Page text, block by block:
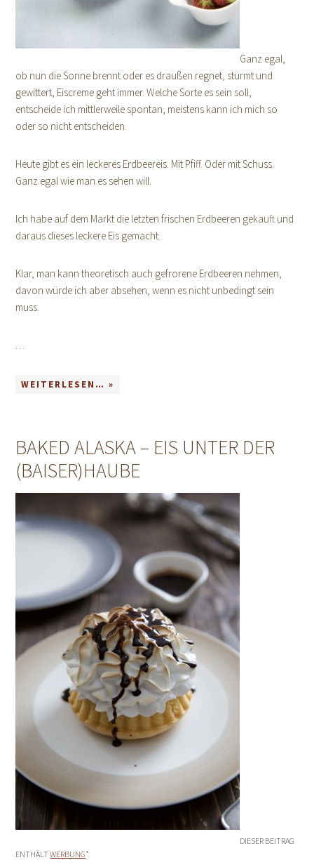
Ganz egal,
ob nun die Sonne brennt oder es draußen regnet, stürmt und
gewittert, Eiscreme geht immer. Welche Sorte es sein soll,
entscheide ich mittlerweile spontan, meistens kann ich mich so
oder so nicht entscheiden.
Heute gibt es ein leckeres Erdbeereis. Mit Pfiff. Oder mit Schuss.
Ganz egal wie man es sehen will.
Ich habe auf dem Markt die letzten frischen Erdbeeren gekauft und
daraus dieses leckere Eis gemacht.
Klar, man kann theoretisch auch gefrorene Erdbeeren nehmen,
davon würde ich aber absehen, wenn es nicht unbedingt sein
muss.
…
WEITERLESEN… »
BAKED ALASKA – EIS UNTER DER
(BAISER)HAUBE
DIESER BEITRAG
ENTHÄLTWERBUNG*